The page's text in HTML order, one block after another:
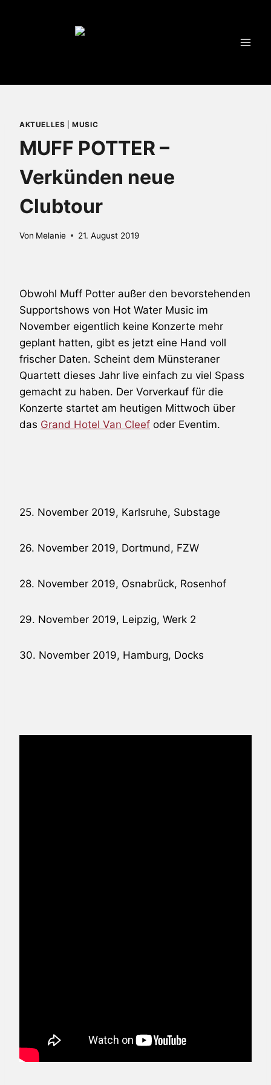
AKTUELLES |MUSIC
MUFF POTTER –
Verkünden neue
Clubtour
Von Melanie 21. August 2019
Obwohl Muff Potter außer den bevorstehenden
Supportshows von Hot Water Music im
November eigentlich keine Konzerte mehr
geplant hatten, gibt es jetzt eine Hand voll
frischer Daten. Scheint dem Münsteraner
Quartett dieses Jahr live einfach zu viel Spass
gemacht zu haben. Der Vorverkauf für die
Konzerte startet am heutigen Mittwoch über
das Grand Hotel Van Cleef oder Eventim.
25. November 2019, Karlsruhe, Substage
26. November 2019, Dortmund, FZW
28. November 2019, Osnabrück, Rosenhof
29. November 2019, Leipzig, Werk 2
30. November 2019, Hamburg, Docks